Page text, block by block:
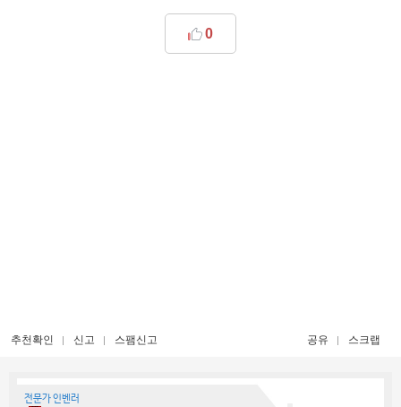
0
추천확인 신고 스팸신고 공유 스크랩
전문가 인벤러